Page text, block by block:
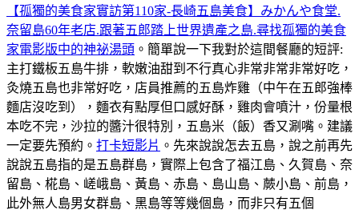
【孤獨的美食家實訪第110家-長崎五島美食】みかんや食堂.
奈留島60年老店.跟著五郎踏上世界遺產之島.尋找孤獨的美食
家電影版中的神祕湯頭 。簡單說一下我對於這間餐廳的短評:
主打鐵板五島牛排，軟嫩油甜到不行真心非常非常非常好吃，
灸燒五島也非常好吃，店員推薦的五島炸雞（中午在五郎強棒
麵店沒吃到），麵衣有點厚但口感好酥，雞肉會噴汁，份量根
本吃不完，沙拉的醬汁很特別，五島米（飯）香又涮嘴。建議
一定要先預約。 打卡短影片 。先來說說怎去五島，說之前再先
說說五島指的是五島群島，實際上包含了福江島、久賀島、奈
留島、椛島、嵯峨島、黃島、赤島、島山島、蕨小島、前島，
此外無人島男女群島、黑島等等幾個島，而非只有五個